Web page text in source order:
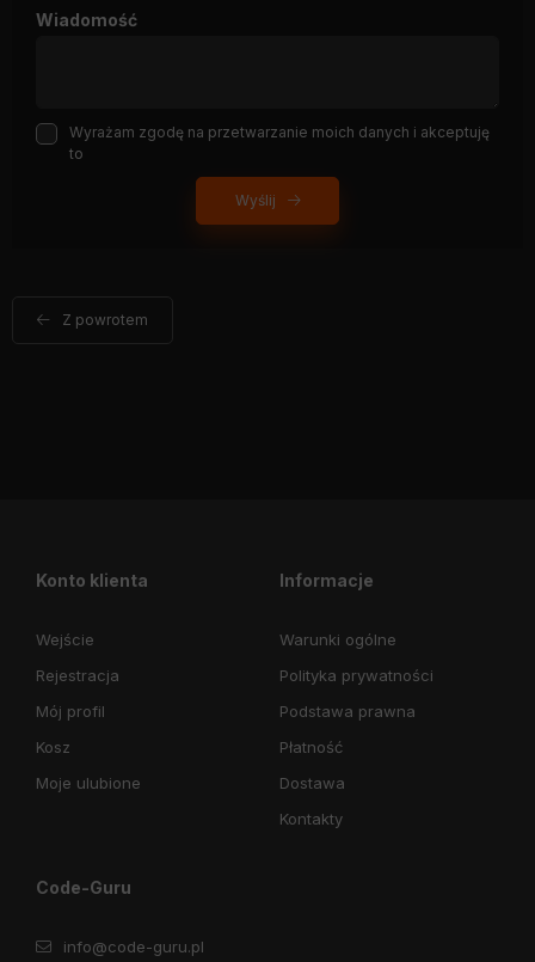
Wiadomość
Wyrażam zgodę na przetwarzanie moich danych i akceptuję
to
Wyślij
Z powrotem
Konto klienta
Wejście
Rejestracja
Mój profil
Kosz
Moje ulubione
Informacje
Warunki ogólne
Polityka prywatności
Podstawa prawna
Płatność
Dostawa
Kontakty
Code-Guru
info@code-guru.pl